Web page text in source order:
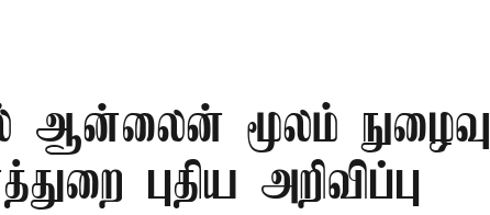
ஆன்லைன் மூலம் நுழைவு
புதிய அறிவிப்பு